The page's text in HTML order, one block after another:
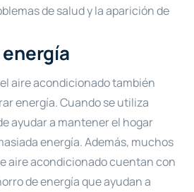
de salud y la aparición de
aire acondicionado también
energía. Cuando se utiliza
ayudar a mantener el hogar
energía. Además, muchos
aire acondicionado cuentan con
de energía que ayudan a